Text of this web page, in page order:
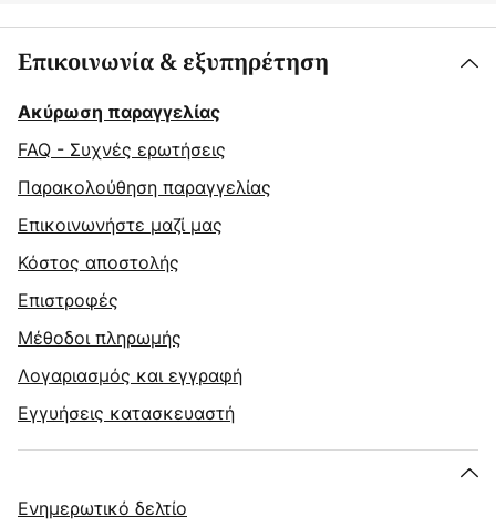
Επικοινωνία & εξυπηρέτηση
Ακύρωση παραγγελίας
FAQ - Συχνές ερωτήσεις
Παρακολούθηση παραγγελίας
Επικοινωνήστε μαζί μας
Κόστος αποστολής
Επιστροφές
Μέθοδοι πληρωμής
Λογαριασμός και εγγραφή
Εγγυήσεις κατασκευαστή
Ενημερωτικό δελτίο